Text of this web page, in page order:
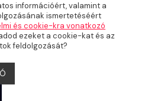
információért, valamint a
ismertetéséért
és cookie-kra vonatkozó
ezeket a cookie-kat és az
feldolgozását?